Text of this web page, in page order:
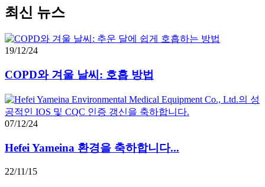
최신 뉴스
19/12/24
COPD와 겨울 날씨: 호흡 방법
07/12/24
Hefei Yameina 환경을 축하합니다...
22/11/15